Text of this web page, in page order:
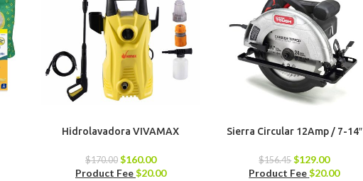
Hidrolavadora VIVAMAX
$170.00 $160.00
Product Fee$20.00
Sierra Circular 12Amp / 7-14″
$156.45 $129.00
Product Fee$20.00